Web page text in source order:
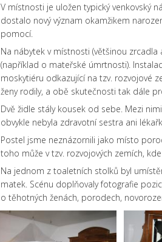
V místnosti je uložen typický venkovský
dostalo nový význam okamžikem
pomocí.
Na nábytek v místnosti (většinou
(například o mateřské úmrtnosti).
moskytiéru odkazující na tzv. rozvojové
ženy rodily, a obě skutečnosti tak dále
Dvě židle stály kousek od sebe. Mezi
obvykle nebyla zdravotní sestra ani
Postel jsme neznázornili jako místo
toho může v tzv. rozvojových zemích,
Na jednom z toaletních stolků byl
matek. Scénu doplňovaly fotografie
o těhotných ženách, porodech,